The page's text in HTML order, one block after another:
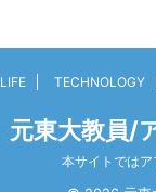
LIFE TECHNOLOGY
元東大教員/
本サイトでは